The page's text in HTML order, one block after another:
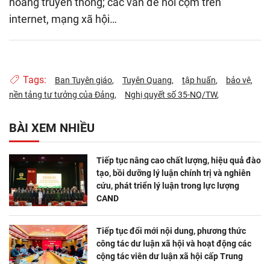
internet, mạng xã hội…
Tags: Ban Tuyên giáo Tuyên Quang tập huấn
bảo vệ
nền tảng tư tưởng của Đảng
Nghị quyết số 35-NQ/TW
BÀI XEM NHIỀU
Tiếp tục nâng cao chất lượng, hiệu quả đào
tạo, bồi dưỡng lý luận chính trị và nghiên
cứu, phát triển lý luận trong lực lượng
CAND
Tiếp tục đổi mới nội dung, phương thức
công tác dư luận xã hội và hoạt động các
cộng tác viên dư luận xã hội cấp Trung